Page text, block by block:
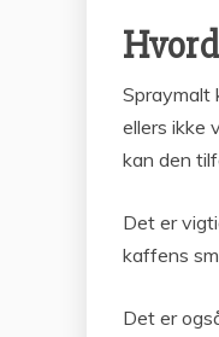
Spraymalt
ellers ikke
kan den
Det er
kaffens
Det er